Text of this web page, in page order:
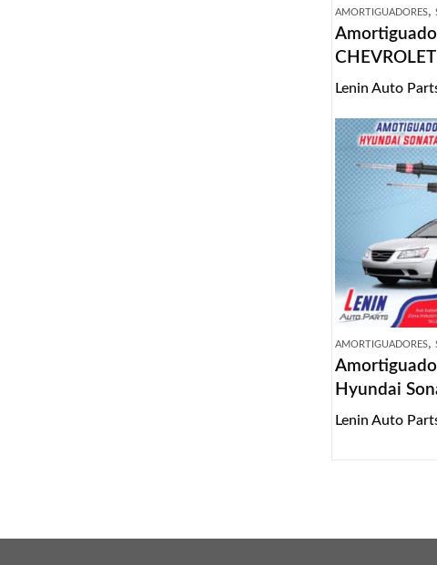
AMORTIGUADORES,
2015-2018
Lenin Auto
AMORTIGUADORES,
Hyundai
2006-2010
Lenin Auto